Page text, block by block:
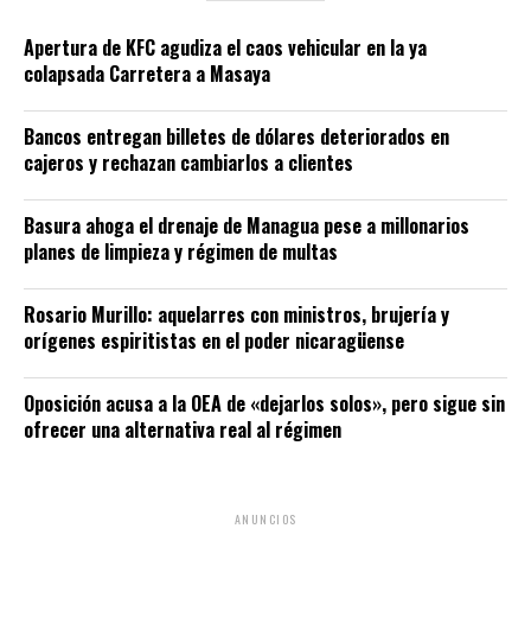
Apertura de KFC agudiza el caos vehicular en la ya
colapsada Carretera a Masaya
Bancos entregan billetes de dólares deteriorados en
cajeros y rechazan cambiarlos a clientes
Basura ahoga el drenaje de Managua pese a millonarios
planes de limpieza y régimen de multas
Rosario Murillo: aquelarres con ministros, brujería y
orígenes espiritistas en el poder nicaragüense
Oposición acusa a la OEA de «dejarlos solos», pero sigue sin
ofrecer una alternativa real al régimen
ANUNCIOS